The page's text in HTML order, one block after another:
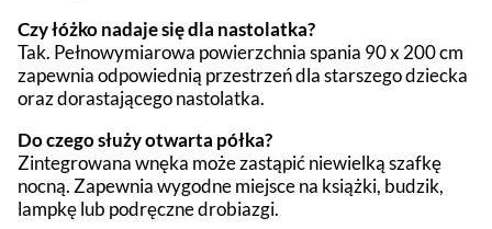
Czy łóżko nadaje się dla nastolatka?
Tak. Pełnowymiarowa powierzchnia spania 90 x 200 cm
zapewnia odpowiednią przestrzeń dla starszego dziecka
oraz dorastającego nastolatka.
Do czego służy otwarta półka?
Zintegrowana wnęka może zastąpić niewielką szafkę
nocną. Zapewnia wygodne miejsce na książki, budzik,
lampkę lub podręczne drobiazgi.